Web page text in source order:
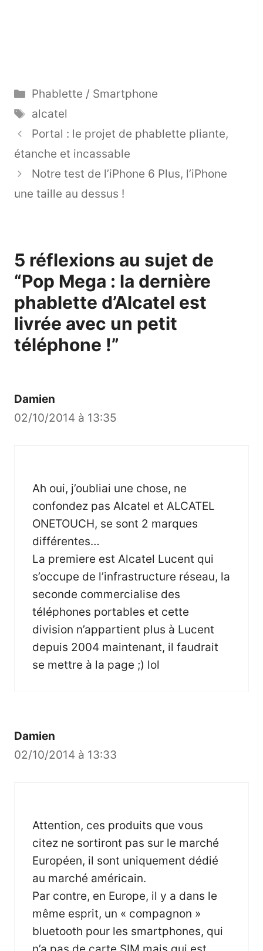
Catégories
Phablette / Smartphone
Étiquettes
alcatel
Portal : le projet de phablette pliante,
étanche et incassable
Notre test de l’iPhone 6 Plus, l’iPhone
une taille au dessus !
5 réflexions au sujet de
“Pop Mega : la dernière
phablette d’Alcatel est
livrée avec un petit
téléphone !”
Damien
02/10/2014 à 13:35
Ah oui, j’oubliai une chose, ne
confondez pas Alcatel et ALCATEL
ONETOUCH, se sont 2 marques
différentes…
La premiere est Alcatel Lucent qui
s’occupe de l’infrastructure réseau, la
seconde commercialise des
téléphones portables et cette
division n’appartient plus à Lucent
depuis 2004 maintenant, il faudrait
se mettre à la page ;) lol
Damien
02/10/2014 à 13:33
Attention, ces produits que vous
citez ne sortiront pas sur le marché
Européen, il sont uniquement dédié
au marché américain.
Par contre, en Europe, il y a dans le
même esprit, un « compagnon »
bluetooth pour les smartphones, qui